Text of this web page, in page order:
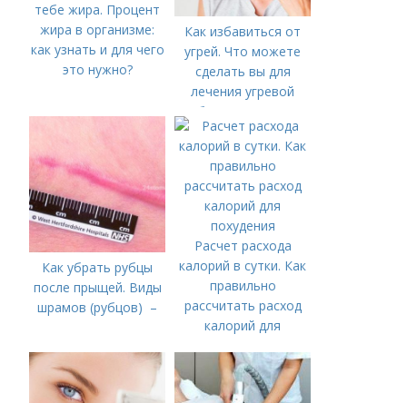
тебе жира. Процент
жира в организме:
как узнать и для чего
это нужно?
Как избавиться от
угрей. Что можете
сделать вы для
лечения угревой
болезни (акне)
Как убрать рубцы
после прыщей. Виды
шрамов (рубцов) –
Расчет расхода
калорий в сутки. Как
правильно
рассчитать расход
калорий для